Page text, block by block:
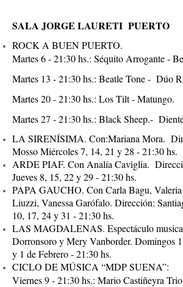
SALA JORGE LAURETI PUERTO
ROCK A BUEN PUERTO.
Martes 6 - 21:30 hs.: Séquito Arrogante -
Martes 13 - 21:30 hs.: Beatle Tone - Dúo
Martes 20 - 21:30 hs.: Los Tilt - Matungo.
Martes 27 - 21:30 hs.: Black Sheep.-
LA SIRENÍSIMA. Con:Mariana Mora.
Mosso Miércoles 7, 14, 21 y 28 - 21:30 hs.
ARDE PIAF. Con Analía Caviglia.
Jueves 8, 15, 22 y 29 - 21:30 hs.
PAPA GAUCHO. Con Carla Bagu,
Liuzzi, Vanessa Garófalo. Dirección:
10, 17, 24 y 31 - 21:30 hs.
LAS MAGDALENAS. Espectáculo
Dorronsoro y Mery Vanborder. Domingos
y 1 de Febrero - 21:30 hs.
CICLO DE MÚSICA “MDP SUENA”:
Viernes 9 - 21:30 hs.: Mario Castiñeyra Trio